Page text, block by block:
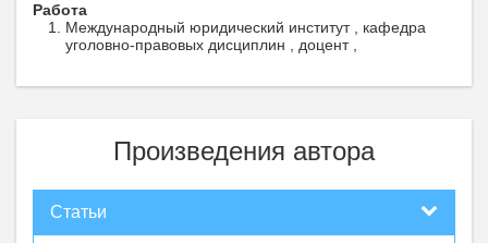
Работа
Международный юридический институт , кафедра
уголовно-правовых дисциплин , доцент ,
Произведения автора
Статьи